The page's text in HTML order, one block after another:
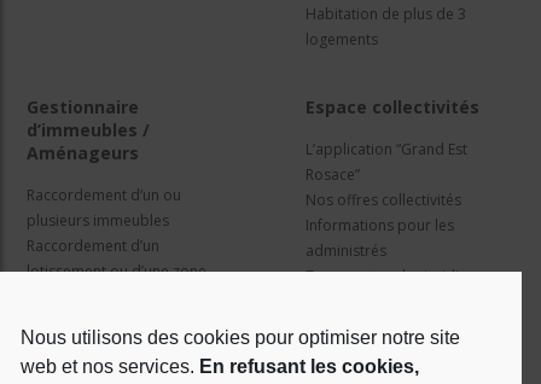
Nous utilisons des cookies pour optimiser notre site
web et nos services. En refusant les cookies,
Habitation de plus de 3
logements
Gestionnaire
d’immeubles /
Aménageurs
Raccordement d’un ou
plusieurs immeubles
Raccordement d’un
lotissement ou d’une zone
Espace collectivités
L’application “Grand Est
Rosace”
Nos offres collectivités
Informations pour les
administrés
Travaux et cadre juridique